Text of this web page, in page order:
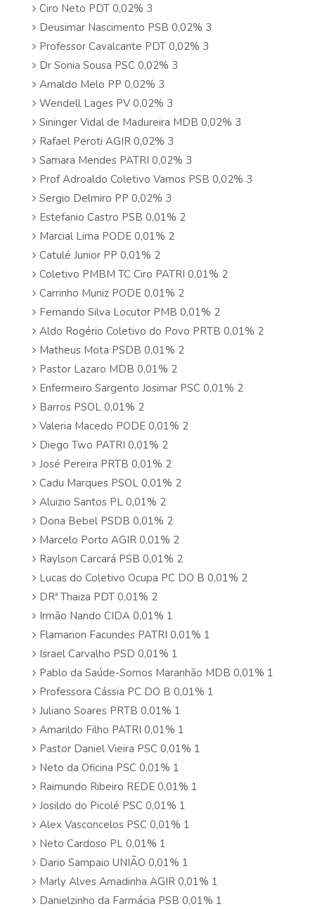
Ciro Neto PDT 0,02% 3
Deusimar Nascimento PSB 0,02% 3
Professor Cavalcante PDT 0,02% 3
Dr Sonia Sousa PSC 0,02% 3
Arnaldo Melo PP 0,02% 3
Wendell Lages PV 0,02% 3
Sininger Vidal de Madureira MDB 0,02% 3
Rafael Peroti AGIR 0,02% 3
Samara Mendes PATRI 0,02% 3
Prof Adroaldo Coletivo Vamos PSB 0,02% 3
Sergio Delmiro PP 0,02% 3
Estefanio Castro PSB 0,01% 2
Marcial Lima PODE 0,01% 2
Catulé Junior PP 0,01% 2
Coletivo PMBM TC Ciro PATRI 0,01% 2
Carrinho Muniz PODE 0,01% 2
Fernando Silva Locutor PMB 0,01% 2
Aldo Rogério Coletivo do Povo PRTB 0,01% 2
Matheus Mota PSDB 0,01% 2
Pastor Lazaro MDB 0,01% 2
Enfermeiro Sargento Josimar PSC 0,01% 2
Barros PSOL 0,01% 2
Valeria Macedo PODE 0,01% 2
Diego Two PATRI 0,01% 2
José Pereira PRTB 0,01% 2
Cadu Marques PSOL 0,01% 2
Aluizio Santos PL 0,01% 2
Dona Bebel PSDB 0,01% 2
Marcelo Porto AGIR 0,01% 2
Raylson Carcará PSB 0,01% 2
Lucas do Coletivo Ocupa PC DO B 0,01% 2
DRª Thaiza PDT 0,01% 2
Irmão Nando CIDA 0,01% 1
Flamarion Facundes PATRI 0,01% 1
Israel Carvalho PSD 0,01% 1
Pablo da Saúde-Somos Maranhão MDB 0,01% 1
Professora Cássia PC DO B 0,01% 1
Juliano Soares PRTB 0,01% 1
Amarildo Filho PATRI 0,01% 1
Pastor Daniel Vieira PSC 0,01% 1
Neto da Oficina PSC 0,01% 1
Raimundo Ribeiro REDE 0,01% 1
Josildo do Picolé PSC 0,01% 1
Alex Vasconcelos PSC 0,01% 1
Neto Cardoso PL 0,01% 1
Dario Sampaio UNIÃO 0,01% 1
Marly Alves Amadinha AGIR 0,01% 1
Danielzinho da Farmácia PSB 0,01% 1